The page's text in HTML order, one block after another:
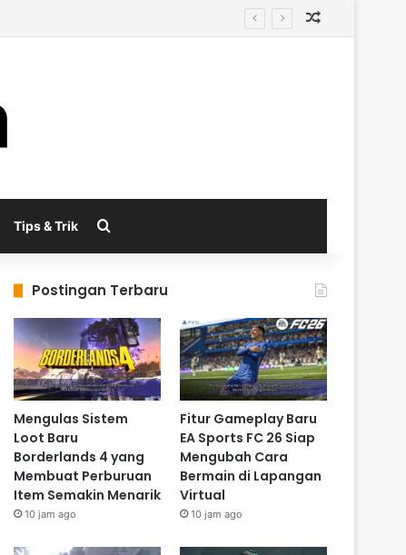
Tips & Trik
Postingan Terbaru
Mengulas Sistem
Loot Baru
Borderlands 4 yang
Membuat Perburuan
Item Semakin Menarik
10 jam ago
Fitur Gameplay Baru
EA Sports FC 26 Siap
Mengubah Cara
Bermain di Lapangan
Virtual
10 jam ago